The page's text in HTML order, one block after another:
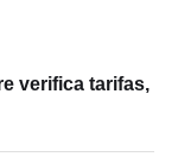
verifica tarifas,